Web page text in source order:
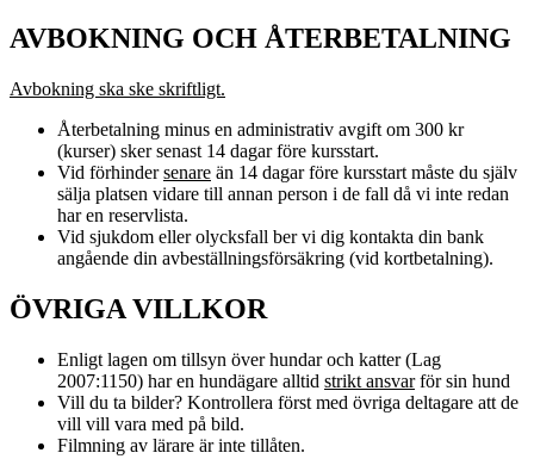
AVBOKNING OCH ÅTERBETALNING
Avbokning ska ske skriftligt.
Återbetalning minus en administrativ avgift om 300 kr
(kurser) sker senast 14 dagar före kursstart.
Vid förhindersenare än 14 dagar före kursstart måste du själv
sälja platsen vidare till annan person i de fall då vi inte redan
har en reservlista.
Vid sjukdom eller olycksfall ber vi dig kontakta din bank
angående din avbeställningsförsäkring (vid kortbetalning).
ÖVRIGA VILLKOR
Enligt lagen om tillsyn över hundar och katter (Lag
2007:1150) har en hundägare alltid strikt ansvarför sin hund
Vill du ta bilder? Kontrollera först med övriga deltagare att de
vill vill vara med på bild.
Filmning av lärare är inte tillåten.